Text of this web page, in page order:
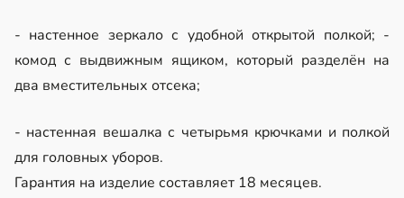
- настенное зеркало с удобной открытой полкой; -
комод с выдвижным ящиком, который разделён на
два вместительных отсека;
- настенная вешалка с четырьмя крючками и полкой
для головных уборов.
Гарантия на изделие составляет 18 месяцев.